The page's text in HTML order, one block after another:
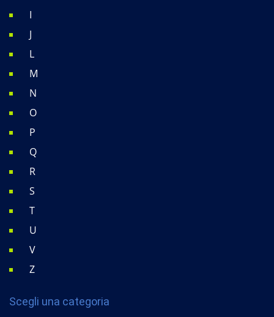
I
J
L
M
N
O
P
Q
R
S
T
U
V
Z
Scegli una categoria